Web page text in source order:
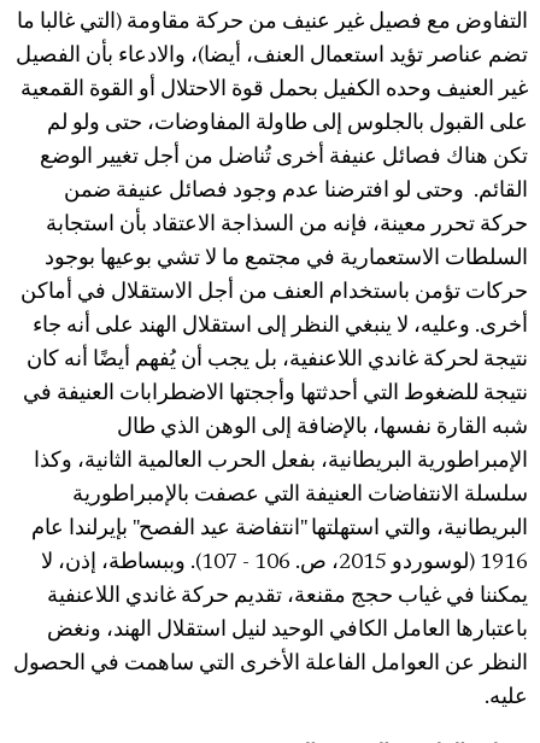
التفاوض مع فصيل غير عنيف من حركة مقاومة (التي غالبا ما
تضم عناصر تؤيد استعمال العنف، أيضا)، والادعاء بأن الفصيل
غير العنيف وحده الكفيل بحمل قوة الاحتلال أو القوة القمعية
على القبول بالجلوس إلى طاولة المفاوضات، حتى ولو لم
تكن هناك فصائل عنيفة أخرى تُناضل من أجل تغيير الوضع
القائم. وحتى لو افترضنا عدم وجود فصائل عنيفة ضمن
حركة تحرر معينة، فإنه من السذاجة الاعتقاد بأن استجابة
السلطات الاستعمارية في مجتمع ما لا تشي بوعيها بوجود
حركات تؤمن باستخدام العنف من أجل الاستقلال في أماكن
أخرى. وعليه، لا ينبغي النظر إلى استقلال الهند على أنه جاء
نتيجة لحركة غاندي اللاعنفية، بل يجب أن يُفهم أيضًا أنه كان
نتيجة للضغوط التي أحدثتها وأججتها الاضطرابات العنيفة في
شبه القارة نفسها، بالإضافة إلى الوهن الذي طال
الإمبراطورية البريطانية، بفعل الحرب العالمية الثانية، وكذا
سلسلة الانتفاضات العنيفة التي عصفت بالإمبراطورية
البريطانية، والتي استهلتها "انتفاضة عيد الفصح" بإيرلندا عام
1916 (لوسوردو 2015، ص. 106 - 107). وببساطة، إذن، لا
يمكننا في غياب حجج مقنعة، تقديم حركة غاندي اللاعنفية
باعتبارها العامل الكافي الوحيد لنيل استقلال الهند، ونغض
النظر عن العوامل الفاعلة الأخرى التي ساهمت في الحصول
عليه.